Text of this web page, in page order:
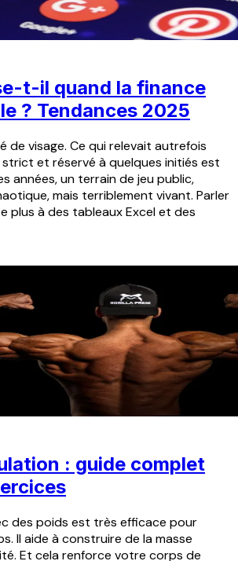
t-il quand la finance
? Tendances 2025
de visage. Ce qui relevait autrefois
strict et réservé à quelques initiés est
années, un terrain de jeu public,
mais terriblement vivant. Parler
plus à des tableaux Excel et des
: guide complet
des poids est très efficace pour
Il aide à construire de la masse
Et cela renforce votre corps de